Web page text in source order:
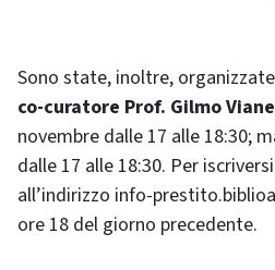
Sono state, inoltre,
co-curatore Prof. Gilmo
novembre dalle 17 alle 18:30;
dalle 17 alle 18:30. Per
all’indirizzo info-
ore 18 del giorno precedente.